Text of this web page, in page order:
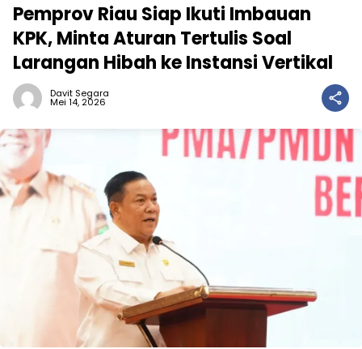
Pemprov Riau Siap Ikuti Imbauan
KPK, Minta Aturan Tertulis Soal
Larangan Hibah ke Instansi Vertikal
Davit Segara
Mei 14, 2026